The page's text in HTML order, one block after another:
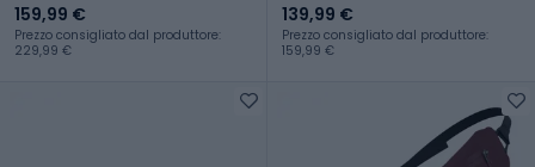
159,99 €
Prezzo consigliato dal produttore:
229,99 €
139,99 €
Prezzo consigliato dal produttore:
159,99 €